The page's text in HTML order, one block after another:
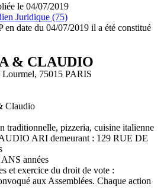
le 04/07/2019
Juridique (75)
en date du 04/07/2019 il a été constitué
& CLAUDIO
Lourmel, 75015 PARIS
Claudio
traditionnelle, pizzeria, cuisine italienne
ARI demeurant : 129 RUE DE
années
et exercice du droit de vote :
aux Assemblées. Chaque action